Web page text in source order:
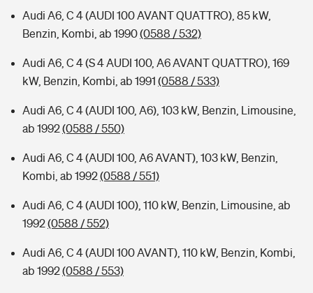
Audi A6, C 4 (AUDI 100 AVANT QUATTRO), 85 kW,
Benzin, Kombi, ab 1990(0588 / 532)
Audi A6, C 4 (S 4 AUDI 100, A6 AVANT QUATTRO), 169
kW, Benzin, Kombi, ab 1991 (0588 / 533)
Audi A6, C 4 (AUDI 100, A6), 103 kW, Benzin, Limousine,
ab 1992(0588 / 550)
Audi A6, C 4 (AUDI 100, A6 AVANT), 103 kW, Benzin,
Kombi, ab 1992(0588 / 551)
Audi A6, C 4 (AUDI 100), 110 kW, Benzin, Limousine, ab
1992(0588 / 552)
Audi A6, C 4 (AUDI 100 AVANT), 110 kW, Benzin, Kombi,
ab 1992(0588 / 553)